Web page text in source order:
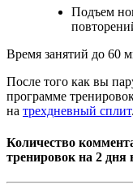
Подъем
Время занятий до 60
После того как вы
программе
на трехдневный сплит.
Количество
тренировок на 2 дня